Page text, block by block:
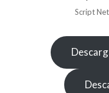
Script